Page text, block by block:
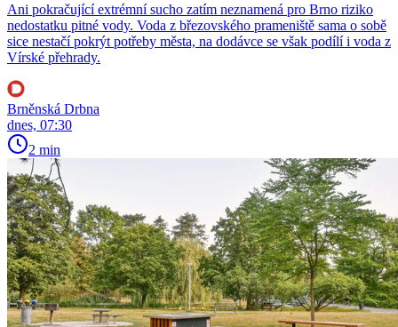
Ani pokračující extrémní sucho zatím neznamená pro Brno riziko
nedostatku pitné vody. Voda z březovského prameniště sama o sobě
sice nestačí pokrýt potřeby města, na dodávce se však podílí i voda z
Vírské přehrady.
Brněnská Drbna
dnes, 07:30
2 min